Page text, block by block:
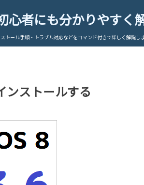
心者にも分かりやすく
トール手順・トラブル対応などをコマンド付きで詳しく解説しま
ストールする